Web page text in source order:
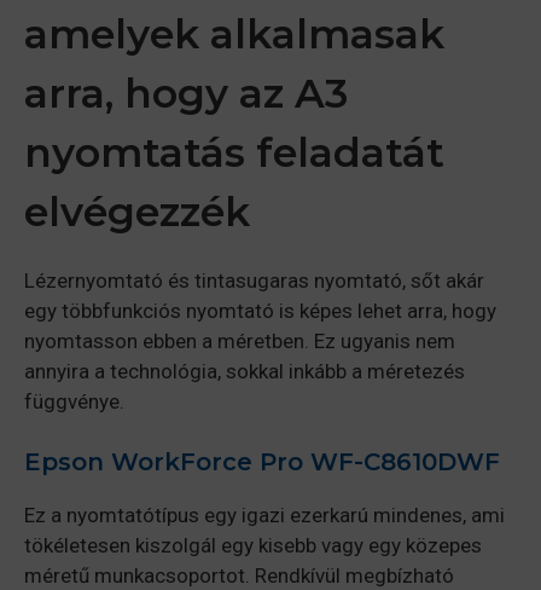
amelyek alkalmasak
arra, hogy az A3
nyomtatás feladatát
elvégezzék
Lézernyomtató és tintasugaras nyomtató, sőt akár
egy többfunkciós nyomtató is képes lehet arra, hogy
nyomtasson ebben a méretben. Ez ugyanis nem
annyira a technológia, sokkal inkább a méretezés
függvénye.
Epson WorkForce Pro WF-C8610DWF
Ez a nyomtatótípus egy igazi ezerkarú mindenes, ami
tökéletesen kiszolgál egy kisebb vagy egy közepes
méretű munkacsoportot. Rendkívül megbízható